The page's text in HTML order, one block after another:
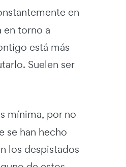
en
en torno a
está más
Suelen ser
mínima, por no
se han hecho
los despistados